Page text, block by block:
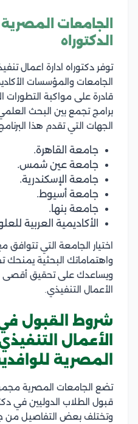
الجامعات
الدكتوراه
توفر دكتوراه ادارة اعمال
الجامعات والمؤسسات
قادرة على مواكبة التطورات
برامج تجمع بين البحث
الجهات التي تقدم هذا
جامعة القاهرة.
جامعة عين شمس.
جامعة الإسكندرية.
جامعة أسيوط.
جامعة بنها.
الأكاديمية العربية
اختيار الجامعة التي
واهتماماتك البحثية يمنحك
ويساعدك على تحقيق أقصى
الأعمال التنفيذي.
شروط القبول في
الأعمال
المصرية
تضع الجامعات المصرية
قبول الطلاب الدوليين في
وتختلف بعض التفاصيل من